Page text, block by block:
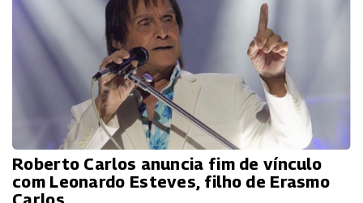
Roberto Carlos anuncia fim de vínculo
com Leonardo Esteves, filho de Erasmo